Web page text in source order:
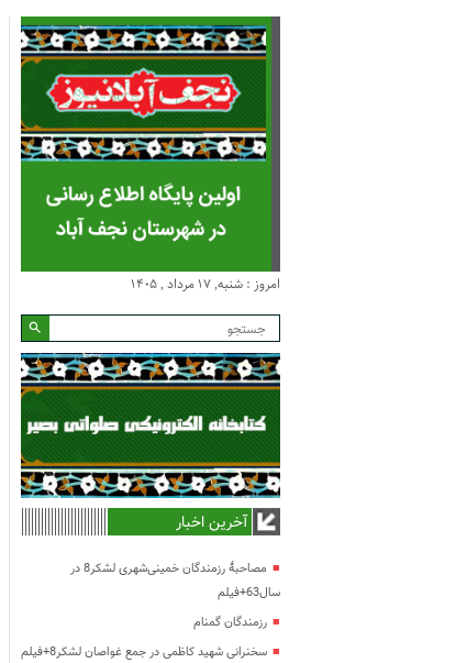
امروز : شنبه, ۱۷ مرداد , ۱۴۰۵
آخرین اخبار
مصاحبۀ رزمندگان خمینی‌شهری لشکر8 در
سال63+فیلم
رزمندگان گمنام
سخنرانی شهید کاظمی در جمع غواصان لشکر8+فیلم